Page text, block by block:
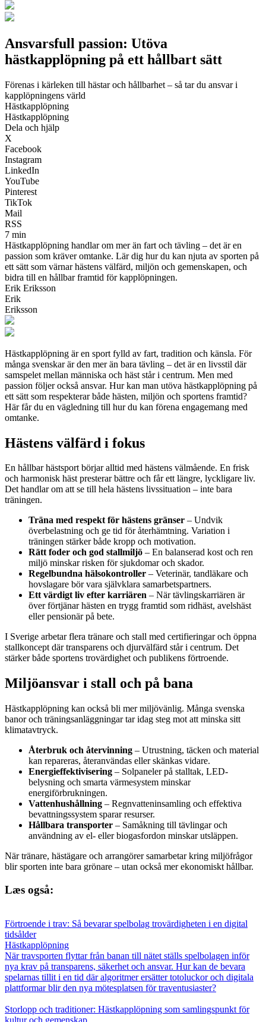
Ansvarsfull passion: Utöva
hästkapplöpning på ett hållbart sätt
Förenas i kärleken till hästar och hållbarhet – så tar du ansvar i
kapplöpningens värld
Hästkapplöpning
Hästkapplöpning
Dela och hjälp
X
Facebook
Instagram
LinkedIn
YouTube
Pinterest
TikTok
Mail
RSS
7 min
Hästkapplöpning handlar om mer än fart och tävling – det är en
passion som kräver omtanke. Lär dig hur du kan njuta av sporten på
ett sätt som värnar hästens välfärd, miljön och gemenskapen, och
bidra till en hållbar framtid för kapplöpningen.
Erik Eriksson
Erik
Eriksson
Hästkapplöpning är en sport fylld av fart, tradition och känsla. För
många svenskar är den mer än bara tävling – det är en livsstil där
samspelet mellan människa och häst står i centrum. Men med
passion följer också ansvar. Hur kan man utöva hästkapplöpning på
ett sätt som respekterar både hästen, miljön och sportens framtid?
Här får du en vägledning till hur du kan förena engagemang med
omtanke.
Hästens välfärd i fokus
En hållbar hästsport börjar alltid med hästens välmående. En frisk
och harmonisk häst presterar bättre och får ett längre, lyckligare liv.
Det handlar om att se till hela hästens livssituation – inte bara
träningen.
Träna med respekt för hästens gränser – Undvik
överbelastning och ge tid för återhämtning. Variation i
träningen stärker både kropp och motivation.
Rätt foder och god stallmiljö – En balanserad kost och ren
miljö minskar risken för sjukdomar och skador.
Regelbundna hälsokontroller – Veterinär, tandläkare och
hovslagare bör vara självklara samarbetspartners.
Ett värdigt liv efter karriären – När tävlingskarriären är
över förtjänar hästen en trygg framtid som ridhäst, avelshäst
eller pensionär på bete.
I Sverige arbetar flera tränare och stall med certifieringar och öppna
stallkoncept där transparens och djurvälfärd står i centrum. Det
stärker både sportens trovärdighet och publikens förtroende.
Miljöansvar i stall och på bana
Hästkapplöpning kan också bli mer miljövänlig. Många svenska
banor och träningsanläggningar tar idag steg mot att minska sitt
klimatavtryck.
Återbruk och återvinning – Utrustning, täcken och material
kan repareras, återanvändas eller skänkas vidare.
Energieffektivisering – Solpaneler på stalltak, LED-
belysning och smarta värmesystem minskar
energiförbrukningen.
Vattenhushållning – Regnvatteninsamling och effektiva
bevattningssystem sparar resurser.
Hållbara transporter – Samåkning till tävlingar och
användning av el- eller biogasfordon minskar utsläppen.
När tränare, hästägare och arrangörer samarbetar kring miljöfrågor
blir sporten inte bara grönare – utan också mer ekonomiskt hållbar.
Læs også:
Förtroende i trav: Så bevarar spelbolag trovärdigheten i en digital
tidsålder
Hästkapplöpning
När travsporten flyttar från banan till nätet ställs spelbolagen inför
nya krav på transparens, säkerhet och ansvar. Hur kan de bevara
spelarnas tillit i en tid där algoritmer ersätter totoluckor och digitala
plattformar blir den nya mötesplatsen för traventusiaster?
Storlopp och traditioner: Hästkapplöpning som samlingspunkt för
kultur och gemenskap